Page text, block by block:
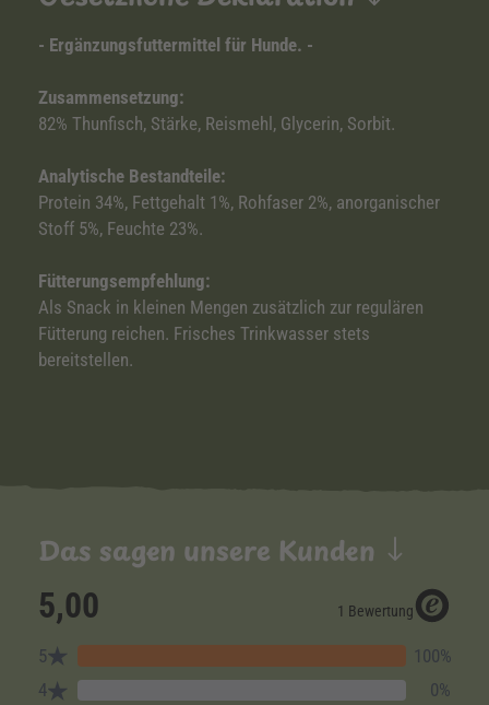
- Ergänzungsfuttermittel für Hunde. -
Zusammensetzung:
82% Thunfisch, Stärke, Reismehl, Glycerin, Sorbit.
Analytische Bestandteile:
Protein 34%, Fettgehalt 1%, Rohfaser 2%, anorganischer
Stoff 5%, Feuchte 23%.
Fütterungsempfehlung:
Als Snack in kleinen Mengen zusätzlich zur regulären
Fütterung reichen. Frisches Trinkwasser stets
bereitstellen.
Das sagen unsere Kunden